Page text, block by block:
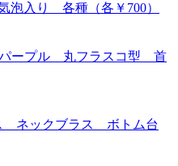
入り 各種（各￥700）
ープル 丸フラスコ型 首
ネックブラス ボトム台